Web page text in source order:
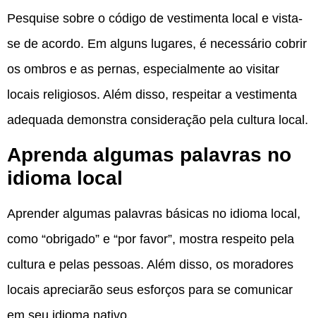
Pesquise sobre o código de vestimenta local e vista-
se de acordo. Em alguns lugares, é necessário cobrir
os ombros e as pernas, especialmente ao visitar
locais religiosos. Além disso, respeitar a vestimenta
adequada demonstra consideração pela cultura local.
Aprenda algumas palavras no
idioma local
Aprender algumas palavras básicas no idioma local,
como “obrigado” e “por favor”, mostra respeito pela
cultura e pelas pessoas. Além disso, os moradores
locais apreciarão seus esforços para se comunicar
em seu idioma nativo.